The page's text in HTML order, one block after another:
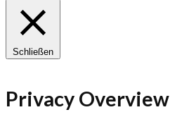
Schließen
Privacy Overview